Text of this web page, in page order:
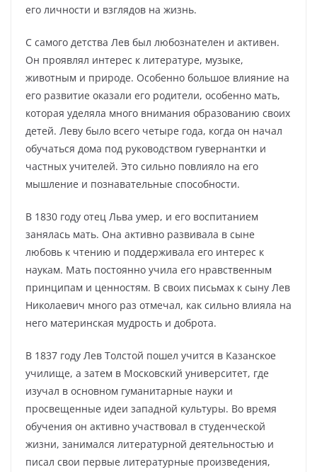
его личности и взглядов на жизнь.
С самого детства Лев был любознателен и активен.
Он проявлял интерес к литературе, музыке,
животным и природе. Особенно большое влияние на
его развитие оказали его родители, особенно мать,
которая уделяла много внимания образованию своих
детей. Леву было всего четыре года, когда он начал
обучаться дома под руководством гувернантки и
частных учителей. Это сильно повлияло на его
мышление и познавательные способности.
В 1830 году отец Льва умер, и его воспитанием
занялась мать. Она активно развивала в сыне
любовь к чтению и поддерживала его интерес к
наукам. Мать постоянно учила его нравственным
принципам и ценностям. В своих письмах к сыну Лев
Николаевич много раз отмечал, как сильно влияла на
него материнская мудрость и доброта.
В 1837 году Лев Толстой пошел учится в Казанское
училище, а затем в Московский университет, где
изучал в основном гуманитарные науки и
просвещенные идеи западной культуры. Во время
обучения он активно участвовал в студенческой
жизни, занимался литературной деятельностью и
писал свои первые литературные произведения,